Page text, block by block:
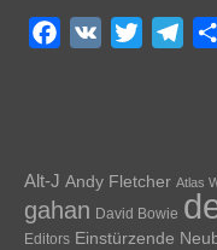
Facebook
VK Twitter
Alt-J Andy Fletcher Atlas
gahan David Bowie
Editors Einstürzende